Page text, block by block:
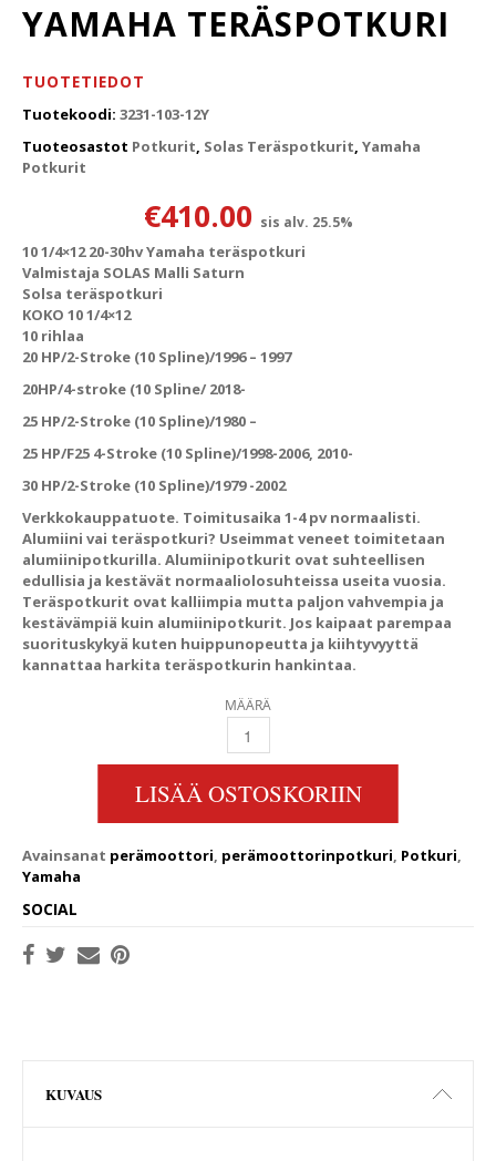
YAMAHA TERÄSPOTKURI
TUOTETIEDOT
Tuotekoodi: 3231-103-12Y
Tuoteosastot Potkurit, Solas Teräspotkurit, Yamaha
Potkurit
€410.00 sis alv. 25.5%
10 1/4×12 20-30hv Yamaha teräspotkuri
Valmistaja SOLAS Malli Saturn
Solsa teräspotkuri
KOKO 10 1/4×12
10 rihlaa
20 HP/2-Stroke (10 Spline)/1996 – 1997
20HP/4-stroke (10 Spline/ 2018-
25 HP/2-Stroke (10 Spline)/1980 –
25 HP/F25 4-Stroke (10 Spline)/1998-2006, 2010-
30 HP/2-Stroke (10 Spline)/1979 -2002
Verkkokauppatuote. Toimitusaika 1-4 pv normaalisti.
Alumiini vai teräspotkuri? Useimmat veneet toimitetaan
alumiinipotkurilla. Alumiinipotkurit ovat suhteellisen
edullisia ja kestävät normaaliolosuhteissa useita vuosia.
Teräspotkurit ovat kalliimpia mutta paljon vahvempia ja
kestävämpiä kuin alumiinipotkurit. Jos kaipaat parempaa
suorituskykyä kuten huippunopeutta ja kiihtyvyyttä
kannattaa harkita teräspotkurin hankintaa.
MÄÄRÄ
10 1/4X12 20-30HV YAMAHA TERÄSPOTKURI
LISÄÄ OSTOSKORIIN
Avainsanat perämoottori, perämoottorinpotkuri, Potkuri,
Yamaha
SOCIAL
KUVAUS